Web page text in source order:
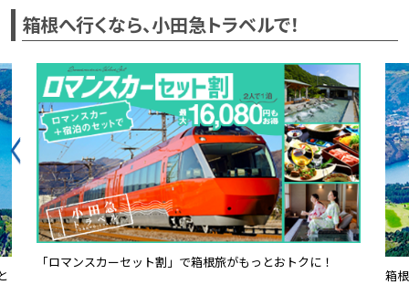
箱根へ行くなら、小田急トラベルで！
「ロマンスカーセット割」で箱根旅がもっとおトクに！
箱